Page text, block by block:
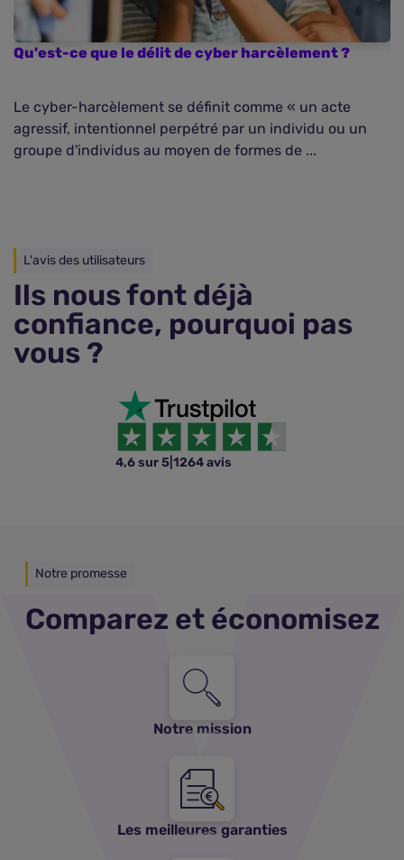
Qu'est-ce que le délit de cyber harcèlement ?
Le cyber-harcèlement se définit comme « un acte
agressif, intentionnel perpétré par un individu ou un
groupe d'individus au moyen de formes de ...
L'avis des utilisateurs
Ils nous font déjà
confiance, pourquoi pas
vous ?
4,6 sur 5 1264 avis
Notre promesse
Comparez et économisez
Notre mission
Les meilleures garanties